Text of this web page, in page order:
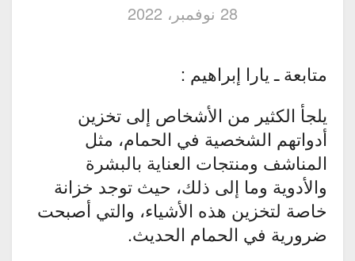
28 نوفمبر، 2022
متابعة ـ يارا إبراهيم :
يلجأ الكثير من الأشخاص إلى تخزين
أدواتهم الشخصية في الحمام، مثل
المناشف ومنتجات العناية بالبشرة
والأدوية وما إلى ذلك، حيث توجد خزانة
خاصة لتخزين هذه الأشياء، والتي أصبحت
ضرورية في الحمام الحديث.